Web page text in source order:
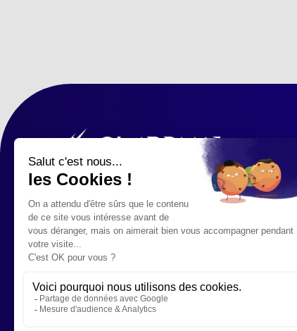
176, RUE PASCAL À LUDRES -
NANCY
nouveautés & actus !